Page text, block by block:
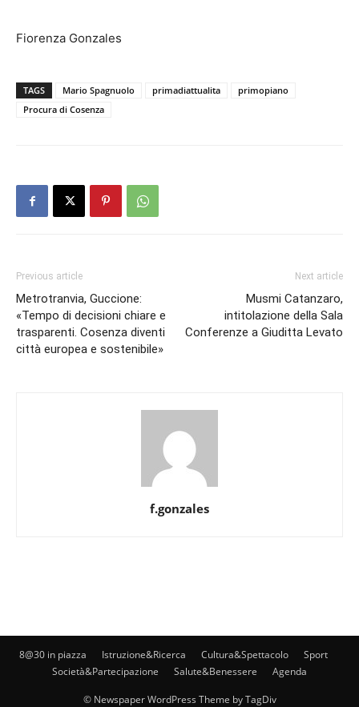
Fiorenza Gonzales
TAGS Mario Spagnuolo primadiattualita
primopiano
Procura di Cosenza
Previous article
Metrotranvia, Guccione:
«Tempo di decisioni chiare e
trasparenti. Cosenza diventi
città europea e sostenibile»
Next article
Musmi Catanzaro,
intitolazione della Sala
Conferenze a Giuditta Levato
f.gonzales
8@30 in piazza Istruzione&Ricerca Cultura&Spettacolo
Sport
Società&Partecipazione
Salute&Benessere Agenda
© Newspaper WordPress Theme by TagDiv